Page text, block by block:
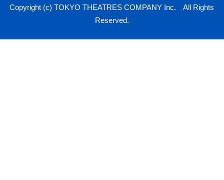
Copyright (c) TOKYO THEATRES COMPANY Inc. All Rights
Reserved.